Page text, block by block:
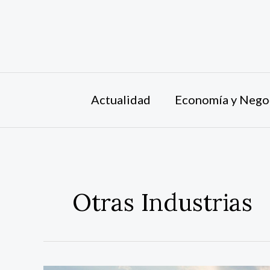
Actualidad Economía y
Otras Industrias